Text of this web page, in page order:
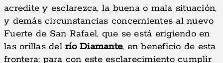
acredite y esclarezca, la buena o mala situación,
y demás circunstancias concernientes al nuevo
Fuerte de San Rafael, que se está erigiendo en
las orillas del río Diamante, en beneficio de esta
frontera; para con este esclarecimiento cumplir